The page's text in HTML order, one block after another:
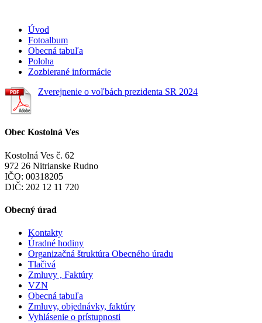
Úvod
Fotoalbum
Obecná tabuľa
Poloha
Zozbierané informácie
Zverejnenie o voľbách prezidenta SR 2024
Obec Kostolná Ves
Kostolná Ves č. 62
972 26 Nitrianske Rudno
IČO: 00318205
DIČ: 202 12 11 720
Obecný úrad
Kontakty
Úradné hodiny
Organizačná štruktúra Obecného úradu
Tlačivá
Zmluvy , Faktúry
VZN
Obecná tabuľa
Zmluvy, objednávky, faktúry
Vyhlásenie o prístupnosti